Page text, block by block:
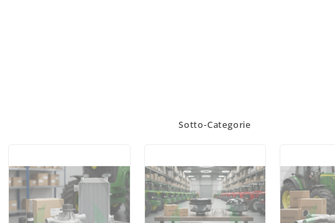
Sotto-Categorie